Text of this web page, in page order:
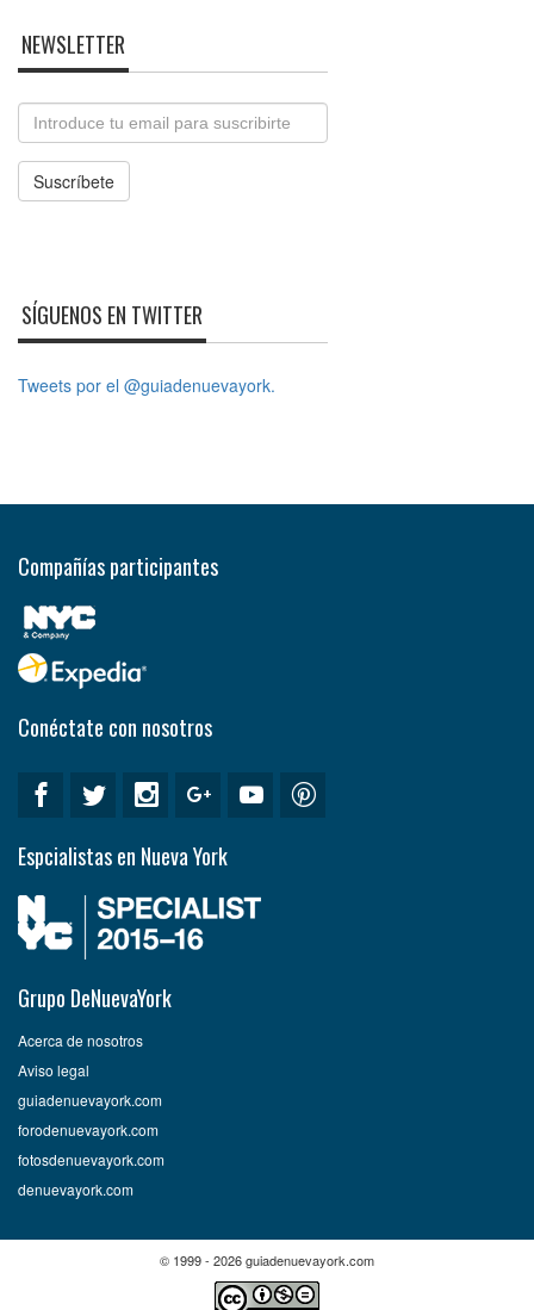
NEWSLETTER
Email
Suscríbete
SÍGUENOS EN TWITTER
Tweets por el @guiadenuevayork.
Compañías participantes
Conéctate con nosotros
Espcialistas en Nueva York
Grupo DeNuevaYork
Acerca de nosotros
Aviso legal
guiadenuevayork.com
forodenuevayork.com
fotosdenuevayork.com
denuevayork.com
© 1999 - 2026 guiadenuevayork.com